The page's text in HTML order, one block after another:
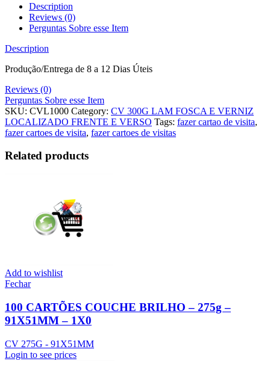
Description
Reviews (0)
Perguntas Sobre esse Item
Description
Produção/Entrega de 8 a 12 Dias Úteis
Reviews (0)
Perguntas Sobre esse Item
SKU: CVL1000 Category: CV 300G LAM FOSCA E VERNIZ
LOCALIZADO FRENTE E VERSO Tags: fazer cartao de visita,
fazer cartoes de visita, fazer cartoes de visitas
Related products
Add to wishlist
Fechar
100 CARTÕES COUCHE BRILHO – 275g –
91X51MM – 1X0
CV 275G - 91X51MM
Login to see prices